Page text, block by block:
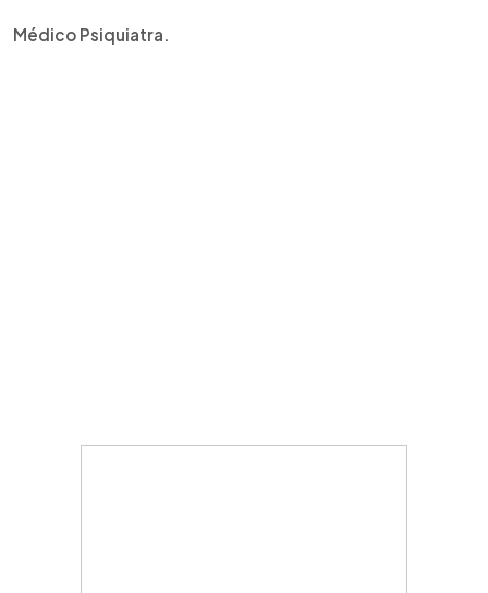
Médico Psiquiatra.